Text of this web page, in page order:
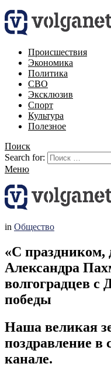
Происшествия
Экономика
Политика
СВО
Эксклюзив
Спорт
Культура
Полезное
Поиск
Search for:
Меню
in Общество
«С праздником,
Александра
волгоградцев с
победы
Наша великая
поздравление в
канале.